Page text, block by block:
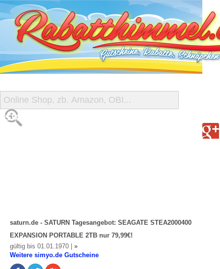
START
saturn.de - SATURN Tagesangebot: SEAGATE STEA2000400
EXPANSION PORTABLE 2TB nur 79,99€!
gültig bis 01.01.1970 | »
Weitere simyo.de Gutscheine